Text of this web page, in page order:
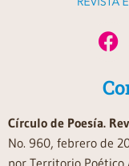
Círculo de Poesía.
No. 960, febrero de
por Territorio Poético